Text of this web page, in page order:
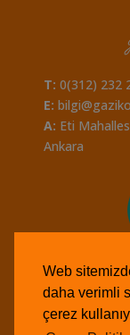
Web
daha verimli
çerez
T: 0(312) 232
E:
A: Eti
Ankara